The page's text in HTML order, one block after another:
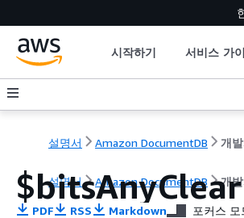
시작하기 서비스 가
설명서 Amazon DocumentDB 개
설명서 Amazon DocumentDB 개
$bitsAnyClear
PDF RSS Markdown 포커스 모